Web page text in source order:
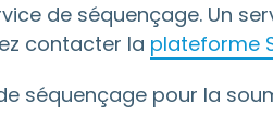
de séquençage. Un
contacter la plateforme
séquençage pour la